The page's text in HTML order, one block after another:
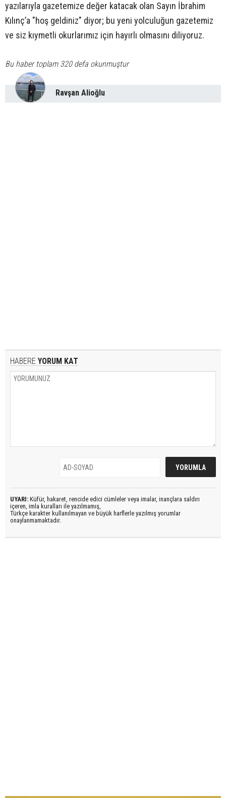
yazılarıyla gazetemize değer katacak olan Sayın İbrahim
Kılınç’a "hoş geldiniz" diyor; bu yeni yolculuğun gazetemiz
ve siz kıymetli okurlarımız için hayırlı olmasını diliyoruz.
Bu haber toplam 320 defa okunmuştur
Ravşan Alioğlu
HABERE YORUM KAT
UYARI: Küfür, hakaret, rencide edici cümleler veya imalar, inançlara saldırı
içeren, imla kuralları ile yazılmamış,
Türkçe karakter kullanılmayan ve büyük harflerle yazılmış yorumlar
onaylanmamaktadır.